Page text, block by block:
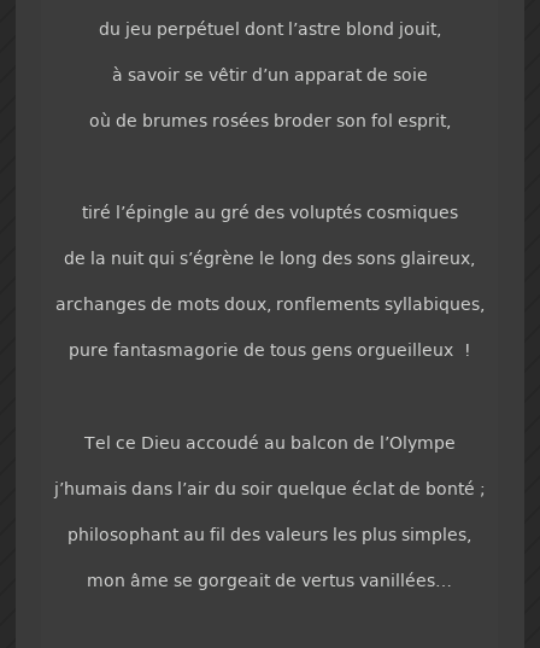
du jeu perpétuel dont l’astre blond jouit,
à savoir se vêtir d’un apparat de soie
où de brumes rosées broder son fol esprit,
tiré l’épingle au gré des voluptés cosmiques
de la nuit qui s’égrène le long des sons glaireux,
archanges de mots doux, ronflements syllabiques,
pure fantasmagorie de tous gens orgueilleux !
Tel ce Dieu accoudé au balcon de l’Olympe
j’humais dans l’air du soir quelque éclat de bonté ;
philosophant au fil des valeurs les plus simples,
mon âme se gorgeait de vertus vanillées…